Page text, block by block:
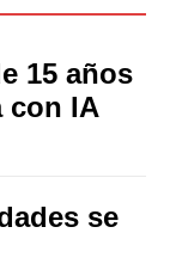
15 años
con IA
se